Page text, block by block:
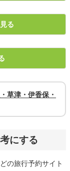
る
草津・伊香保・
にする
の旅行予約サイト